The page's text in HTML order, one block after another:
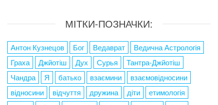
МІТКИ-ПОЗНАЧКИ:
Антон Кузнецов Бог Ведаврат
Ведична Астрологія
Граха
Джйотіш Дух Сурья
Тантра-Джйотіш
Чандра
Я батько взаємини
взаємовідносини
відносини
відчуття дружина діти
етимологія